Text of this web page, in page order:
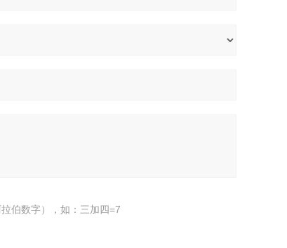
伯数字），如：三加四=7